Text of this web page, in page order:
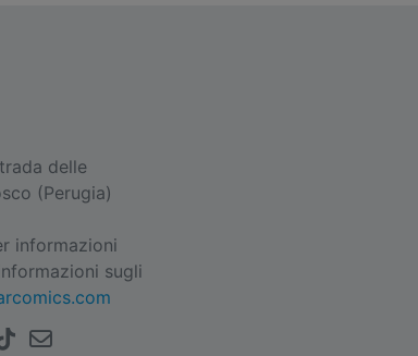
delle
(Perugia)
informazioni
sugli